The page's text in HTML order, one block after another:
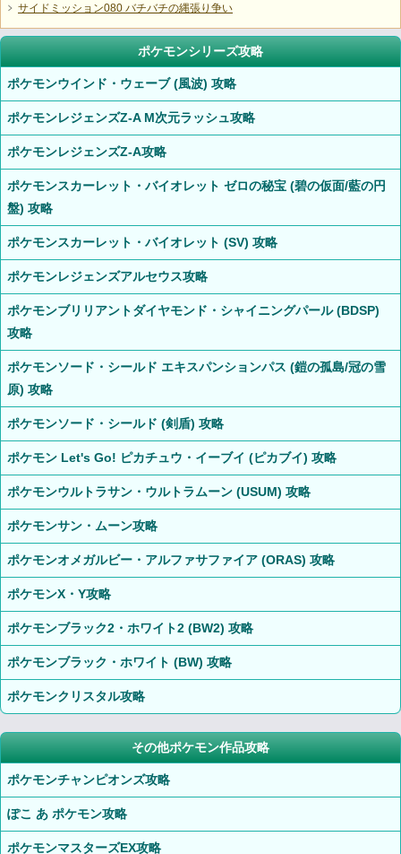
サイドミッション080 バチバチの縄張り争い
ポケモンシリーズ攻略
ポケモンウインド・ウェーブ (風波) 攻略
ポケモンレジェンズZ-A M次元ラッシュ攻略
ポケモンレジェンズZ-A攻略
ポケモンスカーレット・バイオレット ゼロの秘宝 (碧の仮面/藍の円
盤) 攻略
ポケモンスカーレット・バイオレット (SV) 攻略
ポケモンレジェンズアルセウス攻略
ポケモンブリリアントダイヤモンド・シャイニングパール (BDSP)
攻略
ポケモンソード・シールド エキスパンションパス (鎧の孤島/冠の雪
原) 攻略
ポケモンソード・シールド (剣盾) 攻略
ポケモン Let's Go! ピカチュウ・イーブイ (ピカブイ) 攻略
ポケモンウルトラサン・ウルトラムーン (USUM) 攻略
ポケモンサン・ムーン攻略
ポケモンオメガルビー・アルファサファイア (ORAS) 攻略
ポケモンX・Y攻略
ポケモンブラック2・ホワイト2 (BW2) 攻略
ポケモンブラック・ホワイト (BW) 攻略
ポケモンクリスタル攻略
その他ポケモン作品攻略
ポケモンチャンピオンズ攻略
ぽこ あ ポケモン攻略
ポケモンマスターズEX攻略